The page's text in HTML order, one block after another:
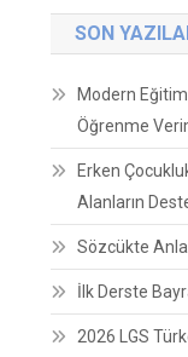
SON
Modern
Öğrenme
Erken
Alanların
Sözcükte
İlk Derste
2026 LGS